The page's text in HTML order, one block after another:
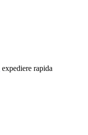
expediere rapida